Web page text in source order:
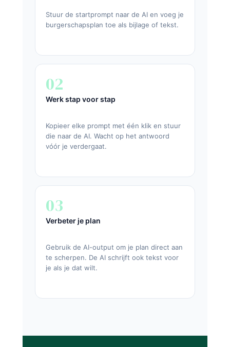
Stuur de startprompt naar de AI en voeg je
burgerschapsplan toe als bijlage of tekst.
02
Werk stap voor stap
Kopieer elke prompt met één klik en stuur
die naar de AI. Wacht op het antwoord
vóór je verdergaat.
03
Verbeter je plan
Gebruik de AI-output om je plan direct aan
te scherpen. De AI schrijft ook tekst voor
je als je dat wilt.